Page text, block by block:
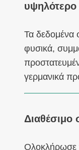
Τα δεδομένα
φυσικά,
γερμανικά
Διαθέσιμο
Ολοκλήρωσε